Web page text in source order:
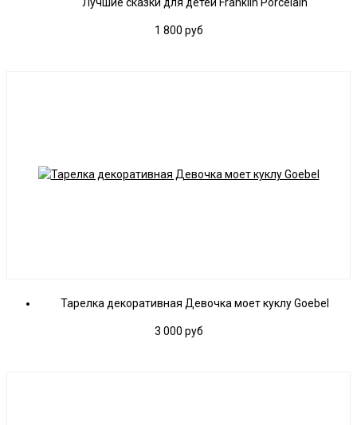
1 800 руб
Тарелка декоративная Девочка моет куклу Goebel
3 000 руб